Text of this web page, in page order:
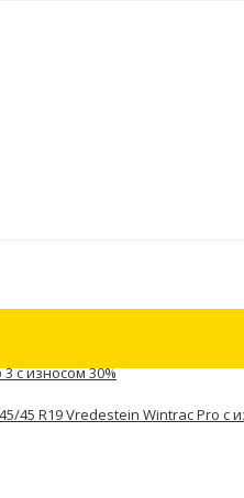
с износом 30%
45 R19 Vredestein Wintrac Pro с